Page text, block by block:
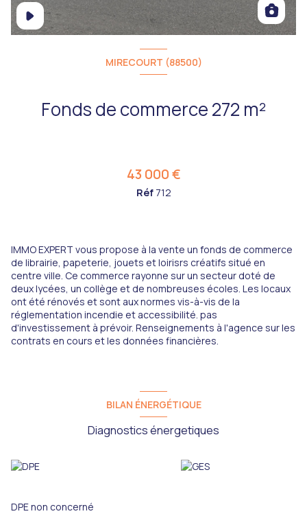
MIRECOURT (88500)
Fonds de commerce 272 m²
43 000 €
Réf 712
IMMO EXPERT vous propose à la vente un fonds de commerce
de librairie, papeterie, jouets et loirisrs créatifs situé en
centre ville. Ce commerce rayonne sur un secteur doté de
deux lycées, un collège et de nombreuses écoles. Les locaux
ont été rénovés et sont aux normes vis-à-vis de la
réglementation incendie et accessibilité. pas
d'investissement à prévoir. Renseignements à l'agence sur les
contrats en cours et les données financières.
BILAN ÉNERGÉTIQUE
Diagnostics énergetiques
DPE non concerné